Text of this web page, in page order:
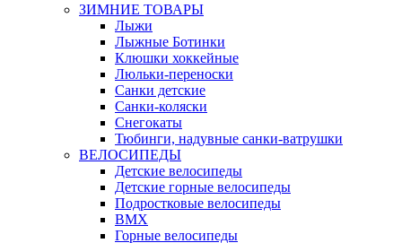
ЗИМНИЕ ТОВАРЫ
Лыжи
Лыжные Ботинки
Клюшки хоккейные
Люльки-переноски
Санки детские
Санки-коляски
Снегокаты
Тюбинги, надувные санки-ватрушки
ВЕЛОСИПЕДЫ
Детские велосипеды
Детские горные велосипеды
Подростковые велосипеды
BMX
Горные велосипеды